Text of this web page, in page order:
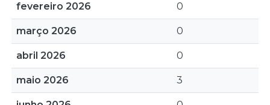
fevereiro 2026 0
março 2026 0
abril 2026 0
maio 2026 3